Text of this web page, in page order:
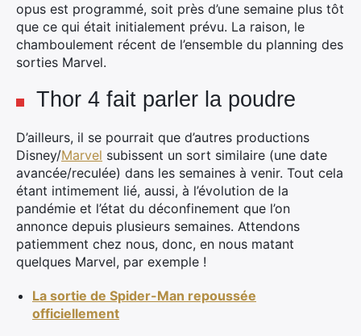
opus est programmé, soit près d’une semaine plus tôt
que ce qui était initialement prévu. La raison, le
chamboulement récent de l’ensemble du planning des
sorties Marvel.
Thor 4 fait parler la poudre
D’ailleurs, il se pourrait que d’autres productions
Disney/Marvel subissent un sort similaire (une date
avancée/reculée) dans les semaines à venir. Tout cela
étant intimement lié, aussi, à l’évolution de la
pandémie et l’état du déconfinement que l’on
annonce depuis plusieurs semaines. Attendons
patiemment chez nous, donc, en nous matant
quelques Marvel, par exemple !
La sortie de Spider-Man repoussée
officiellement